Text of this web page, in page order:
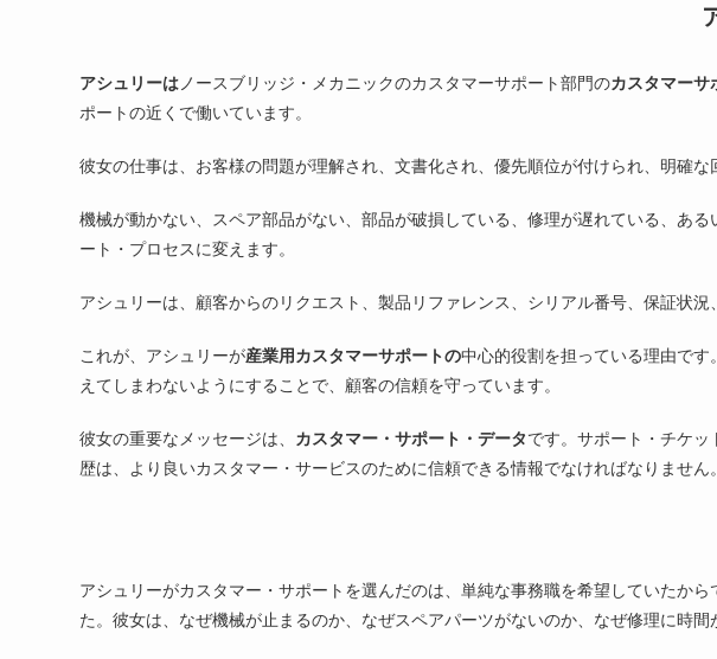
アシュリーはノースブリッジ・メカニックのカスタマーサポート部門のカスタマーサ
ポートの近くで働いています。
彼女の仕事は、お客様の問題が理解され、文書化され、優先順位が付けられ、明確
機械が動かない、スペア部品がない、部品が破損している、修理が遅れている、あ
ート・プロセスに変えます。
アシュリーは、顧客からのリクエスト、製品リファレンス、シリアル番号、保証状
これが、アシュリーが産業用カスタマーサポートの中心的役割を担っている理由で
えてしまわないようにすることで、顧客の信頼を守っています。
彼女の重要なメッセージは、 カスタマー・サポート・データです。サポート・チケ
歴は、より良いカスタマー・サービスのために信頼できる情報でなければなりません。
アシュリーがカスタマー・サポートを選んだのは、単純な事務職を希望していたか
た。彼女は、なぜ機械が止まるのか、なぜスペアパーツがないのか、なぜ修理に時